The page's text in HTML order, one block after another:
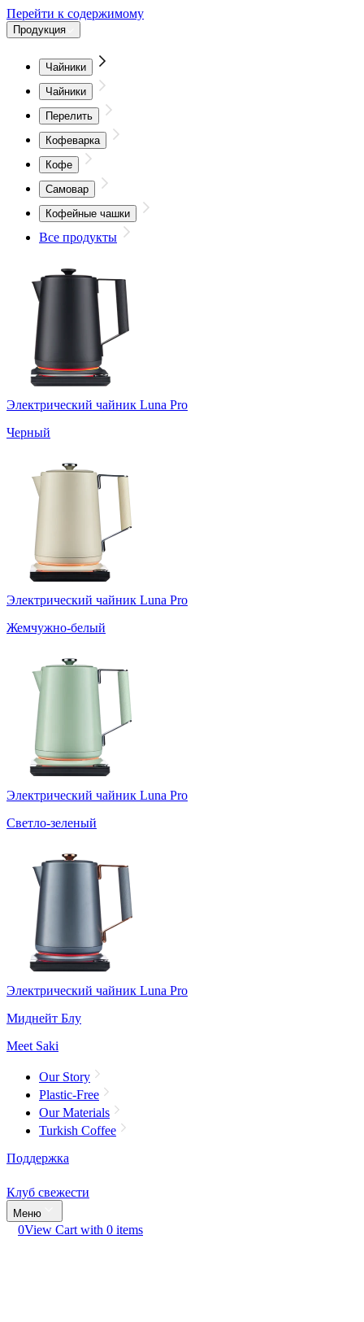
Перейти к содержимому
Продукция
Чайники
Чайники
Перелить
Кофеварка
Кофе
Самовар
Кофейные чашки
Все продукты
Электрический чайник Luna Pro
Черный
Электрический чайник Luna Pro
Жемчужно-белый
Электрический чайник Luna Pro
Светло-зеленый
Электрический чайник Luna Pro
Миднейт Блу
Meet Saki
Our Story
Plastic-Free
Our Materials
Turkish Coffee
Поддержка
Клуб свежести
Меню
0View Cart with 0 items